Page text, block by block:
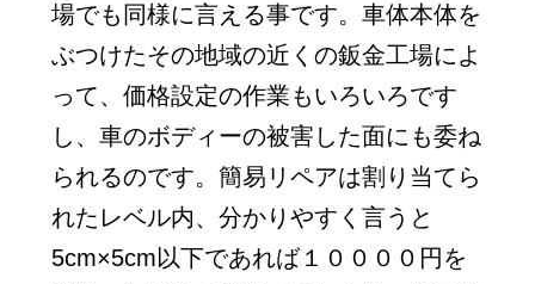
場でも同様に言える事です。車体本体を
ぶつけたその地域の近くの鈑金工場によ
って、価格設定の作業もいろいろです
し、車のボディーの被害した面にも委ね
られるのです。簡易リペアは割り当てら
れたレベル内、分かりやすく言うと
5cm×5cm以下であれば１００００円を